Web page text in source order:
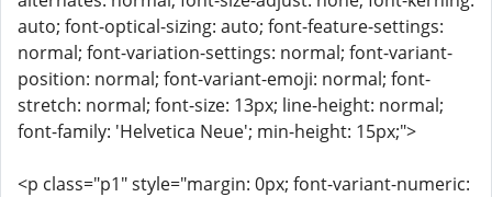
auto; font-optical-sizing: auto; font-feature-settings:
normal; font-variation-settings: normal; font-variant-
position: normal; font-variant-emoji: normal; font-
stretch: normal; font-size: 13px; line-height: normal;
font-family: 'Helvetica Neue'; min-height: 15px;">
<p class="p1" style="margin: 0px; font-variant-numeric: